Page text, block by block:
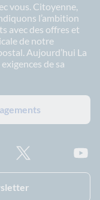
vous. Citoyenne,
l’ambition
avec des offres et
de notre
Aujourd’hui La
de sa